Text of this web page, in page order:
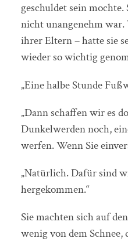
geschuldet sein
nicht unangenehm
ihrer Eltern – hatte sie
wieder so wichtig
„Eine halbe Stunde
„Dann schaffen wir es
Dunkelwerden noch,
werfen. Wenn Sie
„Natürlich. Dafür sind
hergekommen.“
Sie machten sich auf
wenig von dem